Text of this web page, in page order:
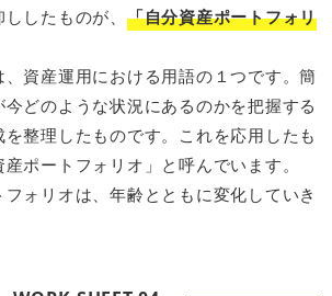
したものが、 「自分資産ポートフォリ
資産運用における用語の１つです。簡
どのような状況にあるのかを把握する
整理したものです。これを応用したも
ポートフォリオ」と呼んでいます。
ォリオは、年齢とともに変化していき